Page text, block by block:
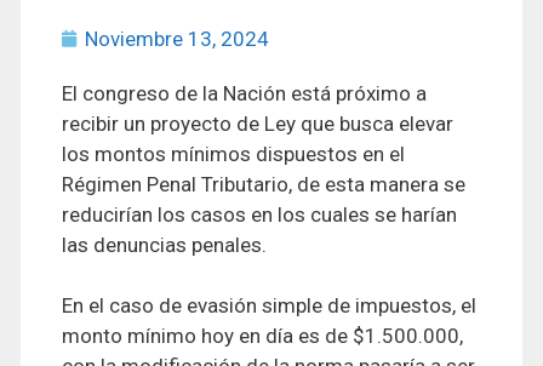
Noviembre 13, 2024
El congreso de la Nación está próximo a
recibir un proyecto de Ley que busca elevar
los montos mínimos dispuestos en el
Régimen Penal Tributario, de esta manera se
reducirían los casos en los cuales se harían
las denuncias penales.
En el caso de evasión simple de impuestos, el
monto mínimo hoy en día es de $1.500.000,